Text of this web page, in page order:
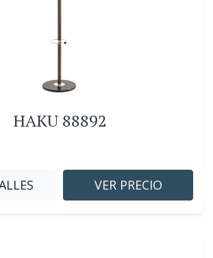
HAKU 88892
VER PRECIO